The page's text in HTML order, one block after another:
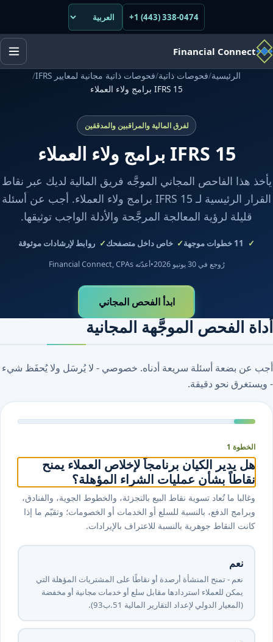
+1 (443) 338-0474
Financial Connect
الرئيسية/فحوصات ذاتية/فحوصات ذاتية مجانية لمعايير IFRS
/
IFRS 15 برامج ولاء العملاء
لفرق المالية والمراقبين والمدققين
IFRS 15 برامج ولاء العملاء
يأخذ هذا الفاحص المجاني الموجَّه فريق المالية لديك عبر نقاط
القرار الرئيسية لـ IFRS 15 برامج ولاء العملاء. أجب عن أسئلة
قليلة لرؤية المعالجة المرجَّحة والأدلة الواجب توثيقها.
11 خطوات موجهة خاص داخل متصفحك روابط لإرشادات موثوقة
رُوجع في 30 يونيو 2026 •أعدّته Financial Connect, CPAs
ابدأ الفحص المجاني
أداة الفحص الموجَّهة المجانية
أجب عن بضعة أسئلة سريعة أدناه. خصوصي - لا يُرسَل ولا يُحفَظ شيء
- ويستغرق نحو دقيقة.
الخطوة 1
هل يدير الكيان برنامجاً لإخلاص العملاء يمنح
نقاطاً بشأن عمليات الشراء المؤهلة؟
وغالبا ما تُعاد تسوية نقاط البيع بالتجزئة، والخطوط الجوية، والفنادق،
وبرامج الدفع، بالنسبة للسلع أو الخدمات أو الخصومات؛ وتقيّم ما إذا
كانت النقاط جوهرية بالنسبة للاعتراف بالإيرادات.
نعم
نعم - تمنح المنشأة أرصدة أو نقاطًا على المشتريات المؤهلة التي
يمكن للعملاء استردادها مقابل سلع أو خدمات مجانية أو مخفضة
(المعيار الدولي لإعداد التقارير المالية ⁦15⁩.ب⁦39⁩).